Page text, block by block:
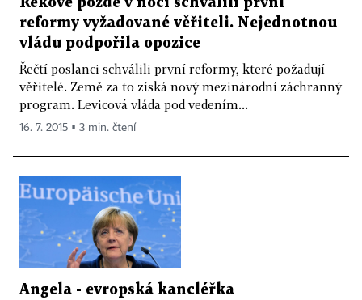
Řekové pozdě v noci schválili první
reformy vyžadované věřiteli. Nejednotnou
vládu podpořila opozice
Řečtí poslanci schválili první reformy, které požadují
věřitelé. Země za to získá nový mezinárodní záchranný
program. Levicová vláda pod vedením...
16. 7. 2015 ▪ 3 min. čtení
Angela - evropská kancléřka